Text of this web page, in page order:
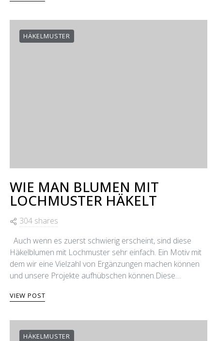
HÄKELMUSTER
WIE MAN BLUMEN MIT
LOCHMUSTER HÄKELT
304 shares
Auch wenn es zuerst schwierig erscheint, sind diese
Häkelblumen mit Lochmuster sehr einfach. Ein Motiv mit
dem wir eine Vielzahl von Ergänzungen machen können
und unsere Projekte aufhübschen können.​Diese…
VIEW POST
HÄKELMUSTER